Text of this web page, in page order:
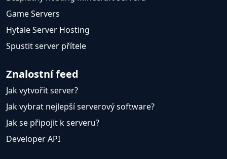
Game Servers
Hytale Server Hosting
Spustit server přítele
Znalostní feed
Jak vytvořit server?
Jak vybrat nejlepší serverový software?
Jak se připojit k serveru?
Developer API